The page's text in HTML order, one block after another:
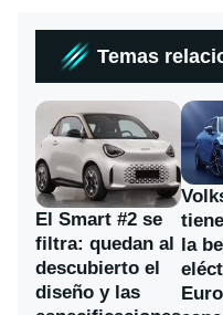
Temas
El Smart #2 se
filtra: quedan al
descubierto el
diseño y las
la